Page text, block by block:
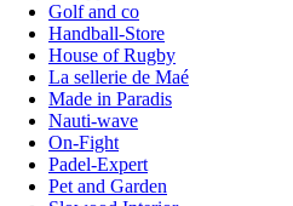
Golf and co
Handball-Store
House of Rugby
La sellerie de Maé
Made in Paradis
Nauti-wave
On-Fight
Padel-Expert
Pet and Garden